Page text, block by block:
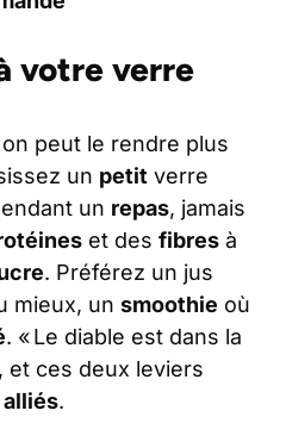
votre verre
on peut le rendre plus
un petit verre
un repas, jamais
et des fibres à
. Préférez un jus
mieux, un smoothie où
. « Le diable est dans la
et ces deux leviers
alliés.